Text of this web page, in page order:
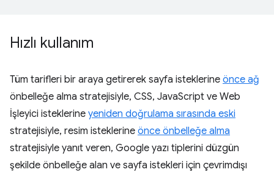
Hızlı kullanım
Tüm tarifleri bir araya getirerek sayfa isteklerine önce ağ
önbelleğe alma stratejisiyle, CSS, JavaScript ve Web
İşleyici isteklerine yeniden doğrulama sırasında eski
stratejisiyle, resim isteklerine önce önbelleğe alma
stratejisiyle yanıt veren, Google yazı tiplerini düzgün
şekilde önbelleğe alan ve sayfa istekleri için çevrimdışı